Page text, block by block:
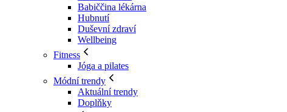
Babiččina lékárna
Hubnutí
Duševní zdraví
Wellbeing
Fitness
Jóga a pilates
Módní trendy
Aktuální trendy
Doplňky